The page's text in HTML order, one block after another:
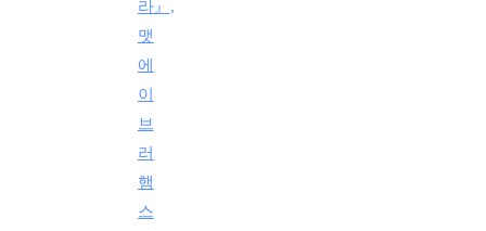
라』,
맷
에
이
브
러
햄
스